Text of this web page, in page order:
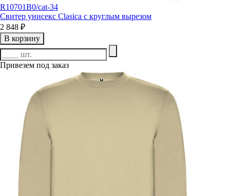
R10701B0/cat-34
Свитер унисекс Clasica с круглым вырезом
2 848 ₽
В корзину
Привезем под заказ